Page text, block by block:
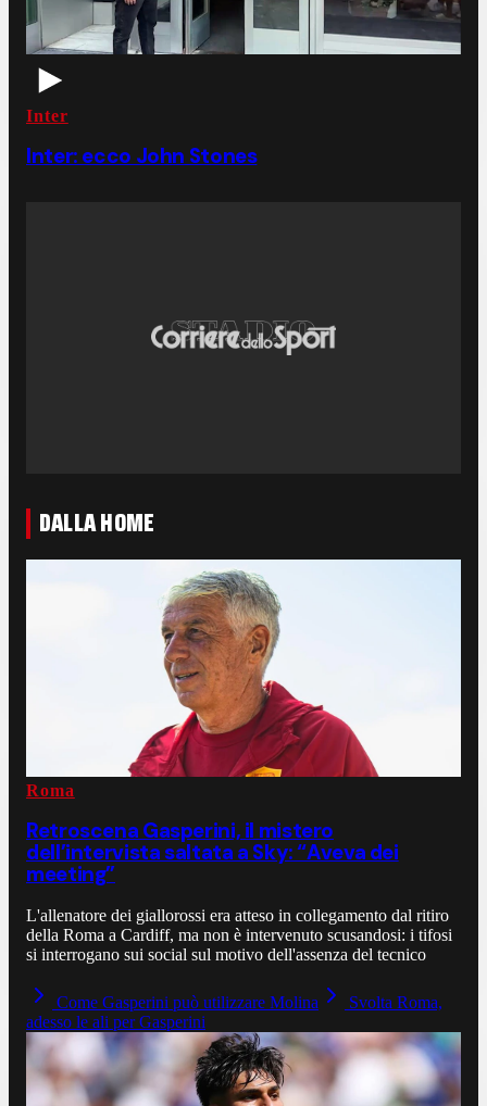
Inter
Inter: ecco John Stones
DALLA HOME
Roma
Retroscena Gasperini, il mistero
dell’intervista saltata a Sky: “Aveva dei
meeting”
L'allenatore dei giallorossi era atteso in collegamento dal ritiro
della Roma a Cardiff, ma non è intervenuto scusandosi: i tifosi
si interrogano sui social sul motivo dell'assenza del tecnico
Come Gasperini può utilizzare Molina
Svolta Roma,
adesso le ali per Gasperini